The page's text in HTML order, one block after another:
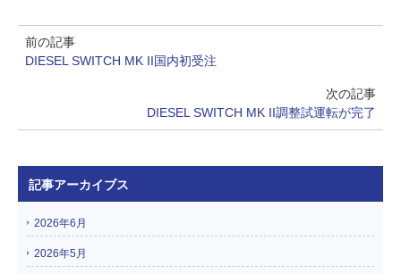
前の記事
DIESEL SWITCH MK II国内初受注
次の記事
DIESEL SWITCH MK II調整試運転が完了
記事アーカイブス
2026年6月
2026年5月